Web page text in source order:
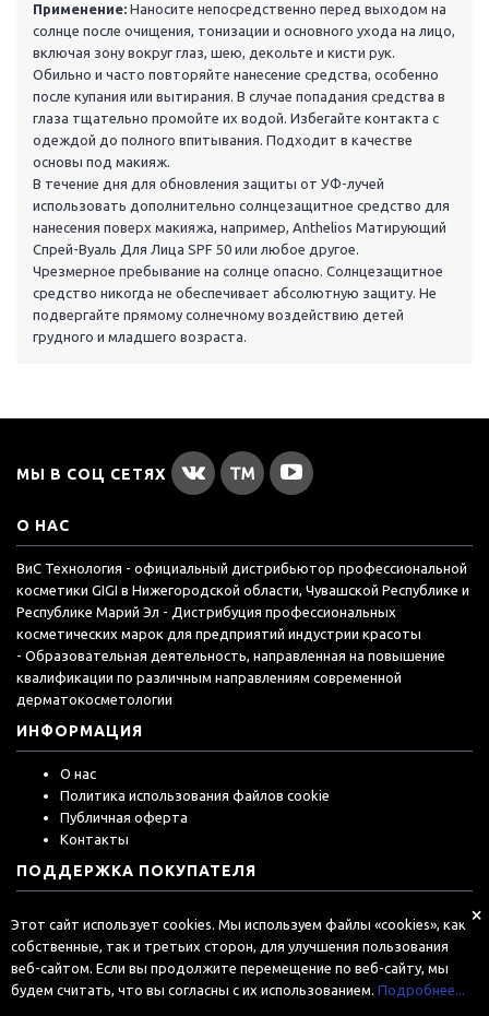
Применение: Наносите непосредственно перед выходом на
солнце после очищения, тонизации и основного ухода на лицо,
включая зону вокруг глаз, шею, декольте и кисти рук.
Обильно и часто повторяйте нанесение средства, особенно
после купания или вытирания. В случае попадания средства в
глаза тщательно промойте их водой. Избегайте контакта с
одеждой до полного впитывания. Подходит в качестве
основы под макияж.
В течение дня для обновления защиты от УФ-лучей
использовать дополнительно солнцезащитное средство для
нанесения поверх макияжа, например, Anthelios Матирующий
Спрей-Вуаль Для Лица SPF 50 или любое другое.
Чрезмерное пребывание на солнце опасно. Солнцезащитное
средство никогда не обеспечивает абсолютную защиту. Не
подвергайте прямому солнечному воздействию детей
грудного и младшего возраста.
МЫ В СОЦ СЕТЯХ
О НАС
ВиС Технология - официальный дистрибьютор профессиональной
косметики GIGI в Нижегородской области, Чувашской Республике и
Республике Марий Эл - Дистрибуция профессиональных
косметических марок для предприятий индустрии красоты
- Образовательная деятельность, направленная на повышение
квалификации по различным направлениям современной
дерматокосметологии
ИНФОРМАЦИЯ
О нас
Политика использования файлов cookie
Публичная оферта
Контакты
ПОДДЕРЖКА ПОКУПАТЕЛЯ
Gigistore © 2026
Этот сайт использует cookies. Мы используем файлы «cookies», как
собственные, так и третьих сторон, для улучшения пользования
веб-сайтом. Если вы продолжите перемещение по веб-сайту, мы
будем считать, что вы согласны с их использованием. Подробнее...
×